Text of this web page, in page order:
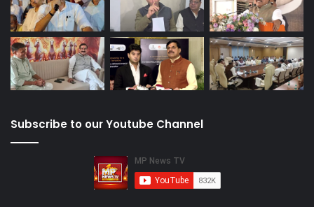
Subscribe to our Youtube Channel